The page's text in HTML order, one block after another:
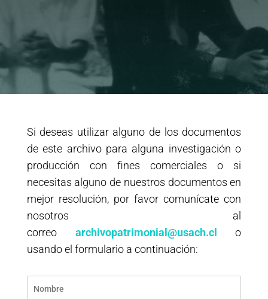
Si deseas utilizar alguno de los documentos
de este archivo para alguna investigación o
producción con fines comerciales o si
necesitas alguno de nuestros documentos en
mejor resolución, por favor comunícate con
nosotros al
correo archivopatrimonial@usach.cl
o
usando el formulario a continuación: